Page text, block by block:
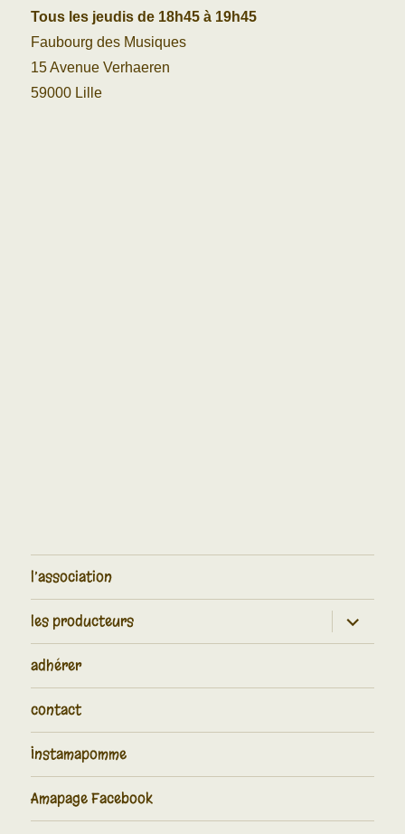
Tous les jeudis de 18h45 à 19h45
Faubourg des Musiques
15 Avenue Verhaeren
59000 Lille
l’association
les producteurs
adhérer
contact
Instamapomme
Amapage Facebook